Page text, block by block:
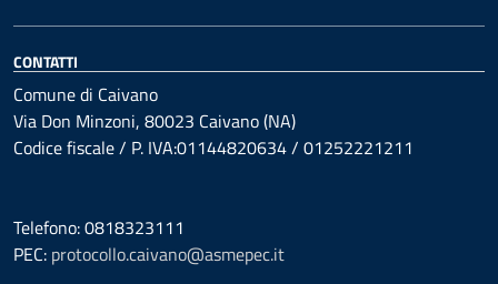
CONTATTI
Comune di Caivano
Via Don Minzoni, 80023 Caivano (NA)
Codice fiscale / P. IVA:01144820634 / 01252221211
Telefono: 0818323111
PEC: protocollo.caivano@asmepec.it